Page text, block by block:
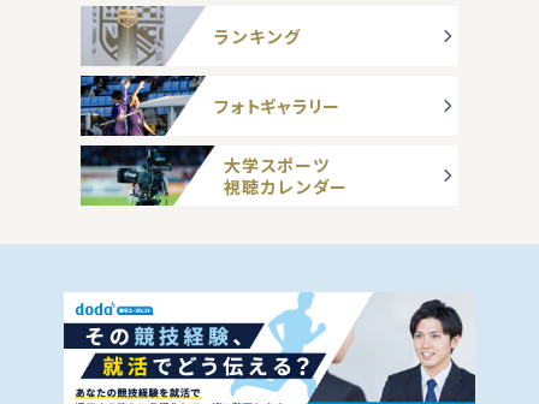
ランキング
フォトギャラリー
大学スポーツ
視聴カレンダー